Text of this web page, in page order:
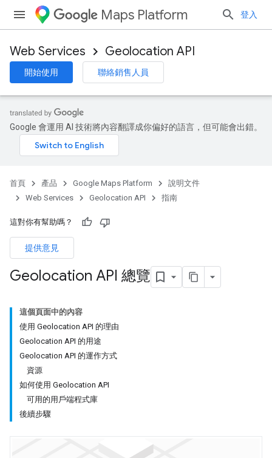
Maps Platform 登入
Web Services Geolocation API
開始使用 聯絡銷售人員
Google 會運用 AI 技術將內容翻譯成你偏好的語言，但可能會出錯。
首頁 產品 Google Maps Platform
說明文件
Web Services
Geolocation API 指南
這對你有幫助嗎？
提供意見
Geolocation API 總覽
這個頁面中的內容
使用 Geolocation API 的理由
Geolocation API 的用途
Geolocation API 的運作方式
資源
如何使用 Geolocation API
可用的用戶端程式庫
後續步驟